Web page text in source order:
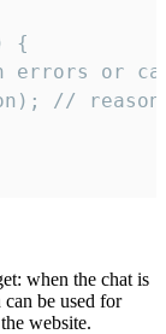
{
errors or
//
when the chat is
be used for
website.